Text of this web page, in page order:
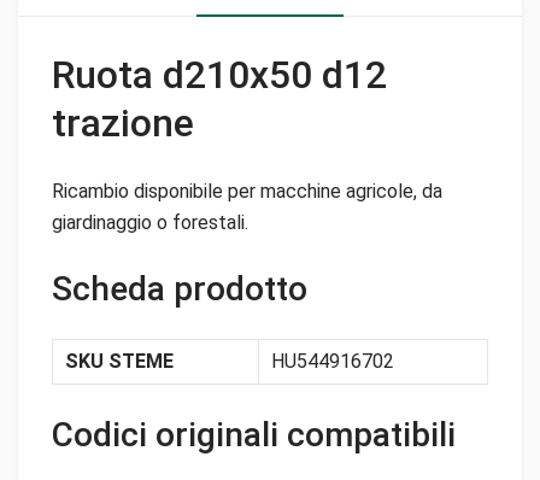
Ruota d210x50 d12
trazione
Ricambio disponibile per macchine agricole, da
giardinaggio o forestali.
Scheda prodotto
SKU STEME HU544916702
Codici originali compatibili